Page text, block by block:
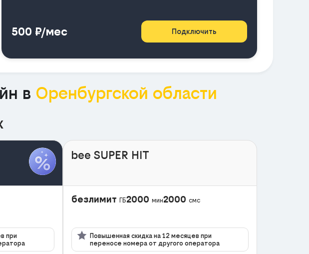
500 ₽/мес Подключить
в Оренбургской области
при
bee SUPER HIT
безлимит ГБ2000 мин2000 смс
Повышенная скидка на 12 месяцев при
переносе номера от другого оператора